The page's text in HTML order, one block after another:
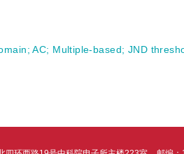
;AC; Multiple-based; JND